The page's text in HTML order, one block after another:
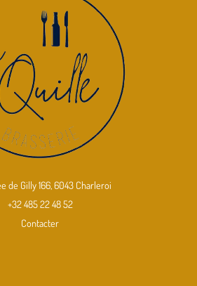
de Gilly 166, 6043 Charleroi
+32 485 22 48 52
Contacter